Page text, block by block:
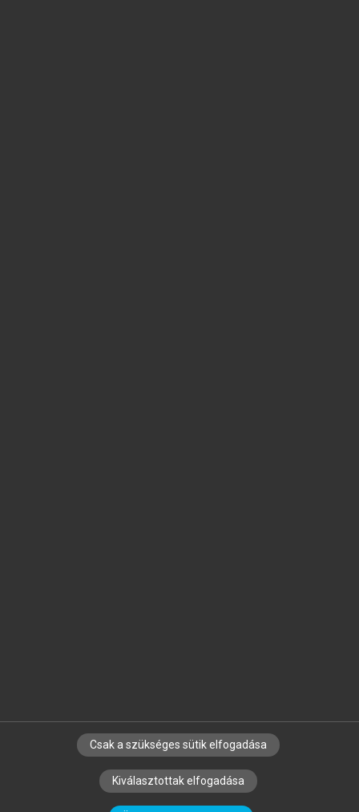
SZERZŐKNEK CÉGEKNEK KÖNYVTÁROSOKNAK
SZERKESZTÉSI ÉS LEKTORÁLÁSI ALAPELVEK
Csak a szükséges sütik elfogadása
Kiválasztottak elfogadása